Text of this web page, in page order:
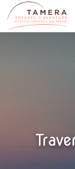
Aller
au
contenu